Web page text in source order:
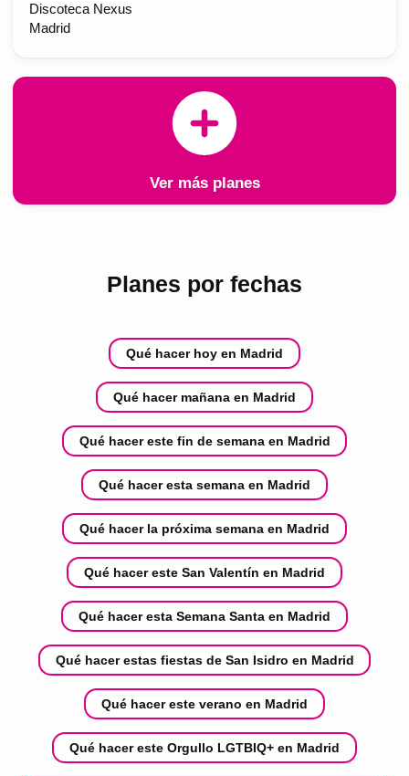
Discoteca Nexus
Madrid
Ver más planes
Planes por fechas
Qué hacer hoy en Madrid
Qué hacer mañana en Madrid
Qué hacer este fin de semana en Madrid
Qué hacer esta semana en Madrid
Qué hacer la próxima semana en Madrid
Qué hacer este San Valentín en Madrid
Qué hacer esta Semana Santa en Madrid
Qué hacer estas fiestas de San Isidro en Madrid
Qué hacer este verano en Madrid
Qué hacer este Orgullo LGTBIQ+ en Madrid